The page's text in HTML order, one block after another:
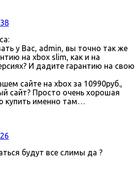
у Вас, admin, вы точно так же
на xbox slim, как и на
И дадите гарантию на свою
сайте на xbox за 10990руб.,
сайт? Просто очень хорошая
купить именно там…
будут все слимы да ?